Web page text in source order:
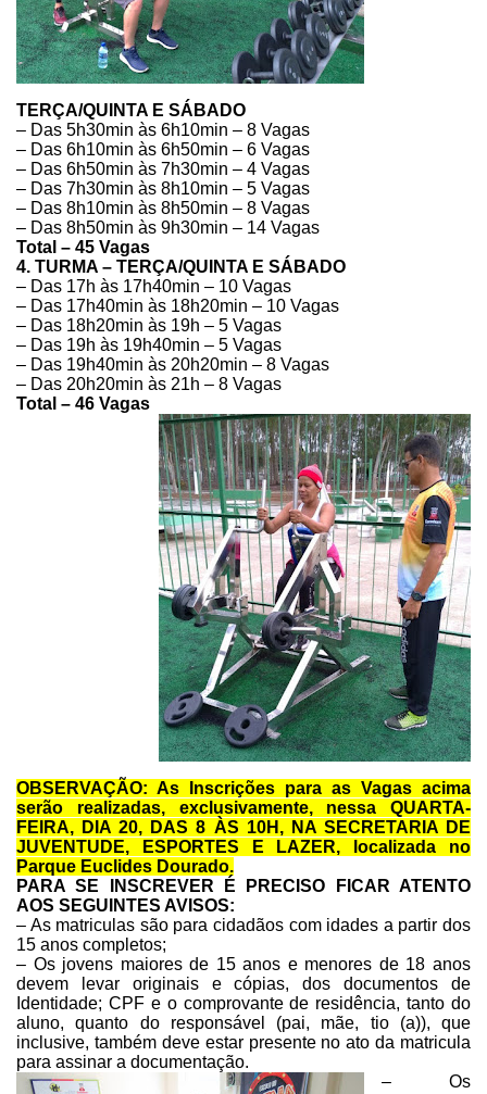
TERÇA/QUINTA E SÁBADO
– Das 5h30min às 6h10min – 8 Vagas
– Das 6h10min às 6h50min – 6 Vagas
– Das 6h50min às 7h30min – 4 Vagas
– Das 7h30min às 8h10min – 5 Vagas
– Das 8h10min às 8h50min – 8 Vagas
– Das 8h50min às 9h30min – 14 Vagas
Total – 45 Vagas
4. TURMA – TERÇA/QUINTA E SÁBADO
– Das 17h às 17h40min – 10 Vagas
– Das 17h40min às 18h20min – 10 Vagas
– Das 18h20min às 19h – 5 Vagas
– Das 19h às 19h40min – 5 Vagas
– Das 19h40min às 20h20min – 8 Vagas
– Das 20h20min às 21h – 8 Vagas
Total – 46 Vagas
OBSERVAÇÃO: As Inscrições para as Vagas acima
serão realizadas, exclusivamente, nessa QUARTA-
FEIRA, DIA 20, DAS 8 ÀS 10H, NA SECRETARIA DE
JUVENTUDE, ESPORTES E LAZER, localizada no
Parque Euclides Dourado.
PARA SE INSCREVER É PRECISO FICAR ATENTO
AOS SEGUINTES AVISOS:
– As matriculas são para cidadãos com idades a partir dos
15 anos completos;
– Os jovens maiores de 15 anos e menores de 18 anos
devem levar originais e cópias, dos documentos de
Identidade; CPF e o comprovante de residência, tanto do
aluno, quanto doresponsável (pai, mãe, tio (a)), que
inclusive, também deve estar presente no ato da matricula
para assinar a documentação.
– Os